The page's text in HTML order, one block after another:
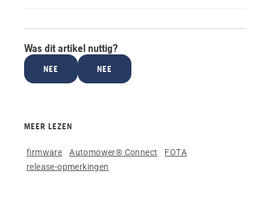
Was dit artikel nuttig?
NEE NEE
MEER LEZEN
firmware Automower® Connect
FOTA
release-opmerkingen